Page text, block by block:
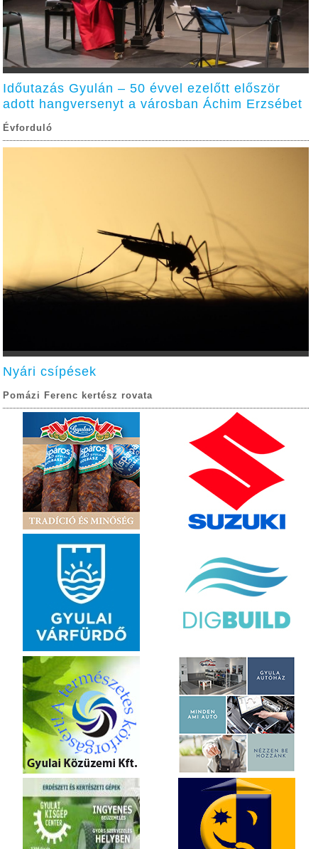
Időutazás Gyulán – 50 évvel ezelőtt először
adott hangversenyt a városban Áchim Erzsébet
Évforduló
Nyári csípések
Pomázi Ferenc kertész rovata